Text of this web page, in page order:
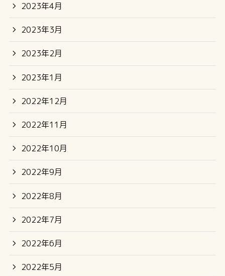
2023年4月
2023年3月
2023年2月
2023年1月
2022年12月
2022年11月
2022年10月
2022年9月
2022年8月
2022年7月
2022年6月
2022年5月